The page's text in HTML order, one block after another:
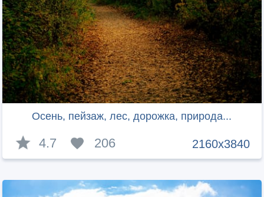
Осень, пейзаж, лес, дорожка, природа...
2160x3840
4.7 206